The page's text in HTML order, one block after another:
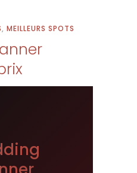
, MEILLEURS SPOTS